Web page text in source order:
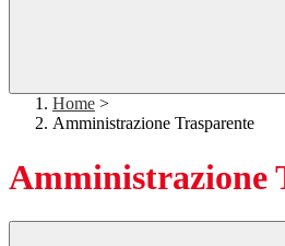
Home >
Amministrazione Trasparente
Amministrazione